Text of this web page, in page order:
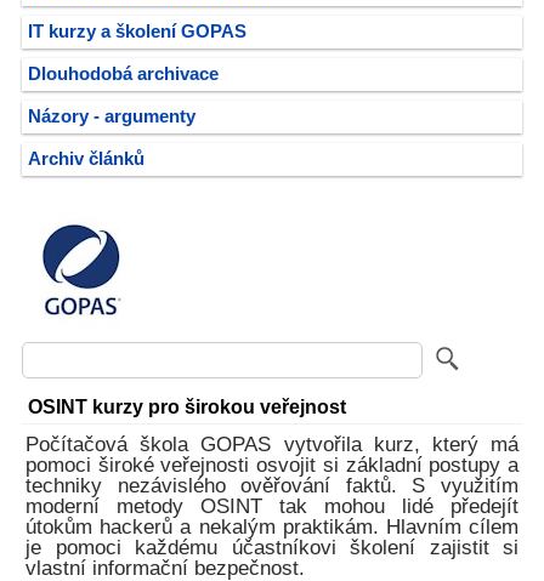
IT kurzy a školení GOPAS
Dlouhodobá archivace
Názory - argumenty
Archiv článků
OSINT kurzy pro širokou veřejnost
Počítačová škola GOPAS vytvořila kurz, který má
pomoci široké veřejnosti osvojit si základní postupy a
techniky nezávislého ověřování faktů. S využitím
moderní metody OSINT tak mohou lidé předejít
útokům hackerů a nekalým praktikám. Hlavním cílem
je pomoci každému účastníkovi školení zajistit si
vlastní informační bezpečnost.